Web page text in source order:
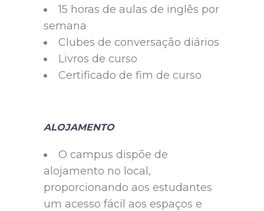
15 horas de aulas de inglês por
semana
Clubes de conversação diários
Livros de curso
Certificado de fim de curso
ALOJAMENTO
O campus dispõe de
alojamento no local,
proporcionando aos estudantes
um acesso fácil aos espaços e